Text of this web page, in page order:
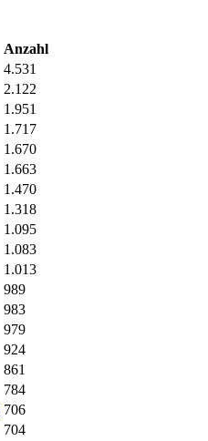
Anzahl
4.531
2.122
1.951
1.717
1.670
1.663
1.470
1.318
1.095
1.083
1.013
989
983
979
924
861
784
706
704